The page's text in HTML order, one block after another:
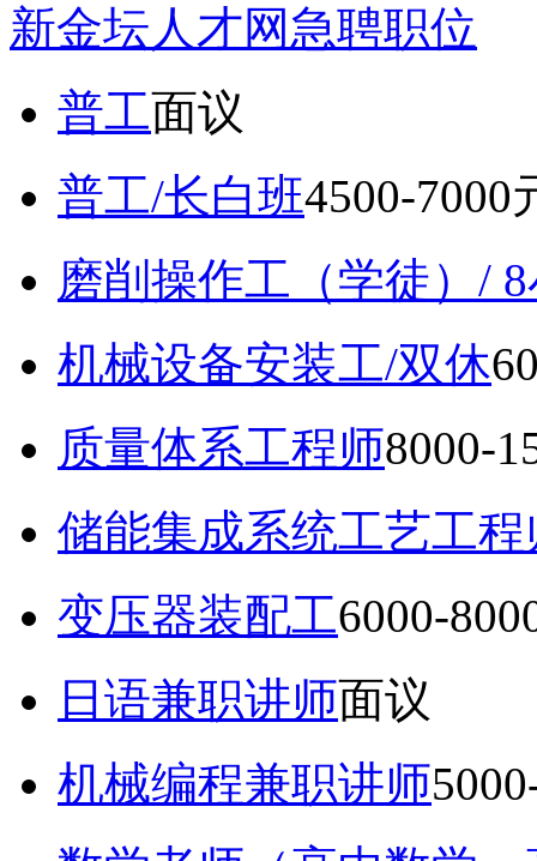
新金坛人才网急聘职位
普工面议
普工/长白班4500-7000
磨削操作工（学徒）/
机械设备安装工/双休
质量体系工程师8000-
储能集成系统工艺工程
变压器装配工6000-
日语兼职讲师面议
机械编程兼职讲师